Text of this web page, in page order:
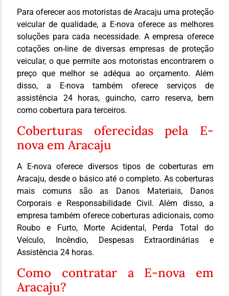
Para oferecer aos motoristas de Aracaju uma proteção
veicular de qualidade, a E-nova oferece as melhores
soluções para cada necessidade. A empresa oferece
cotações on-line de diversas empresas de proteção
veicular, o que permite aos motoristas encontrarem o
preço que melhor se adéqua ao orçamento. Além
disso, a E-nova também oferece serviços de
assistência 24 horas, guincho, carro reserva, bem
como cobertura para terceiros.
Coberturas oferecidas pela E-
nova em Aracaju
A E-nova oferece diversos tipos de coberturas em
Aracaju, desde o básico até o completo. As coberturas
mais comuns são as Danos Materiais, Danos
Corporais e Responsabilidade Civil. Além disso, a
empresa também oferece coberturas adicionais, como
Roubo e Furto, Morte Acidental, Perda Total do
Veículo, Incêndio, Despesas Extraordinárias e
Assistência 24 horas.
Como contratar a E-nova em
Aracaju?